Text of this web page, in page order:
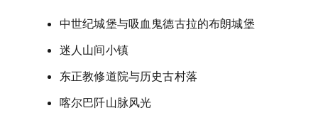
中世纪城堡与吸血鬼德古拉的布朗城堡
迷人山间小镇
东正教修道院与历史古村落
喀尔巴阡山脉风光